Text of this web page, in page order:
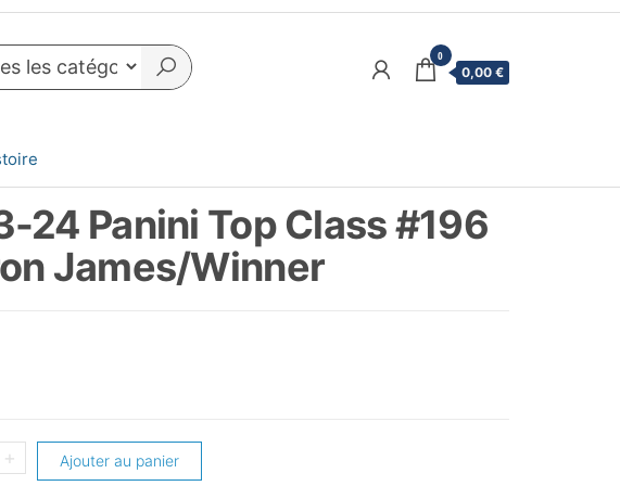
0
0,00 €
24 Panini Top Class #196
James/Winner
+ Ajouter au panier